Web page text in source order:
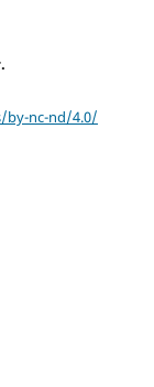
by-nc-nd/4.0/